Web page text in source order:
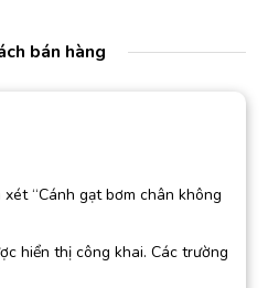
bán hàng
“Cánh gạt bơm chân không
hiển thị công khai. Các trường